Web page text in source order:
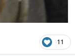
11